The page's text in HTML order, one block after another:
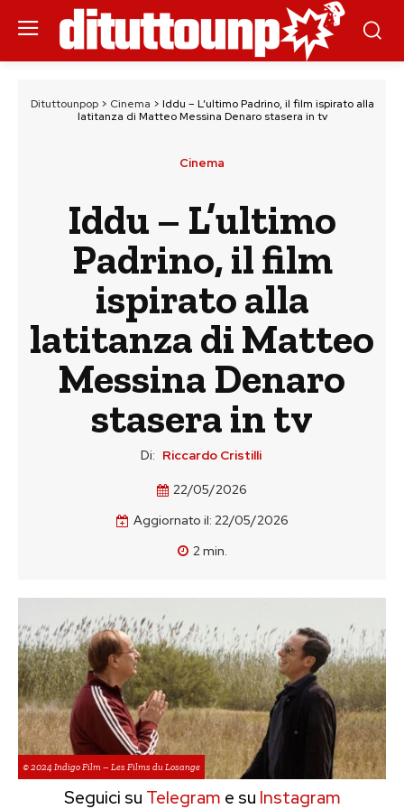
Dituttounpop> Cinema > Iddu – L’ultimo Padrino, il film ispirato alla
latitanza di Matteo Messina Denaro stasera in tv
Cinema
Iddu – L’ultimo
Padrino, il film
ispirato alla
latitanza di Matteo
Messina Denaro
stasera in tv
Di: Riccardo Cristilli
22/05/2026
Aggiornato il: 22/05/2026
2min.
© 2024 Indigo Film – Les Films du Losange
Seguici su Telegram e su Instagram